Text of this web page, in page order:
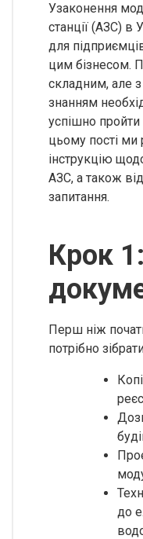
Узаконення
станції (АЗС) в
для
цим бізнесом.
складним, але
знанням
успішно пройти
цьому пості
інструкцію
АЗС, а також
запитання.
Крок
Перш ніж
потрібно
до